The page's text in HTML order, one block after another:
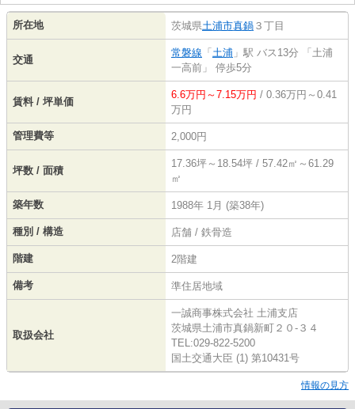
所在地 茨城県土浦市真鍋 ３丁目
交通
常磐線 「 土浦 」駅 バス13分 「土浦
一高前」 停歩5分
賃料 / 坪単価
6.6万円～7.15万円 / 0.36万円～0.41
万円
管理費等 2,000円
坪数 / 面積
17.36坪～18.54坪 / 57.42㎡～61.29
㎡
築年数 1988年 1月 (築38年)
種別 / 構造 店舗 / 鉄骨造
階建 2階建
備考 準住居地域
取扱会社
一誠商事株式会社 土浦支店
茨城県土浦市真鍋新町２０‐３４
TEL:029-822-5200
国土交通大臣 (1) 第10431号
情報の見方